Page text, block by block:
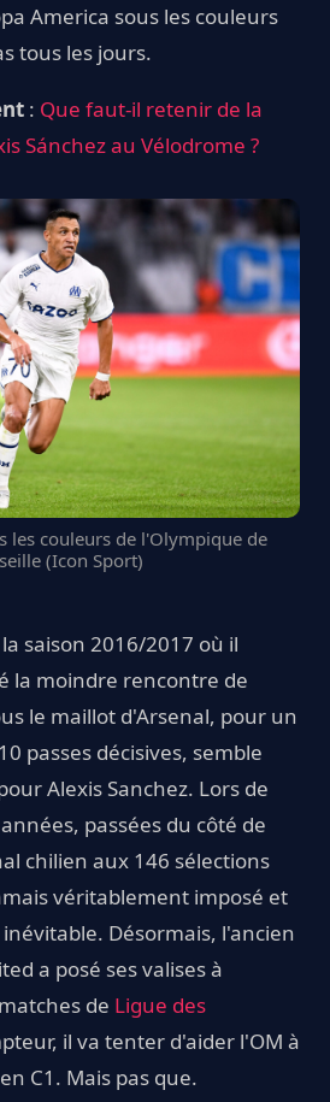
America sous les couleurs
tous les jours.
: Que faut-il retenir de la
Sánchez au Vélodrome ?
les couleurs de l'Olympique de
(Icon Sport)
saison 2016/2017 où il
la moindre rencontre de
le maillot d'Arsenal, pour un
passes décisives, semble
Alexis Sanchez. Lors de
passées du côté de
chilien aux 146 sélections
véritablement imposé et
Désormais, l'ancien
a posé ses valises à
de Ligue des
il va tenter d'aider l'OM à
C1. Mais pas que.